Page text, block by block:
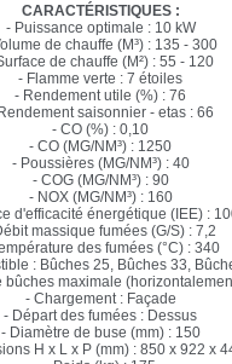
CARACTÉRISTIQUES :
- Puissance optimale : 10 kW
de chauffe (M³) : 135 - 300
de chauffe (M²) : 55 - 120
- Flamme verte : 7 étoiles
- Rendement utile (%) : 76
saisonnier - etas : 66
- CO (%) : 0,10
- CO (MG/NM³) : 1250
- Poussières (MG/NM³) : 40
- COG (MG/NM³) : 90
- NOX (MG/NM³) : 160
d'efficacité énergétique (IEE) :
massique fumées (G/S) : 7,2
des fumées (°C) : 340
: Bûches 25, Bûches 33,
bûches maximale
- Chargement : Façade
- Départ des fumées : Dessus
- Diamètre de buse (mm) : 150
H x L x P (mm) : 850 x 922 x